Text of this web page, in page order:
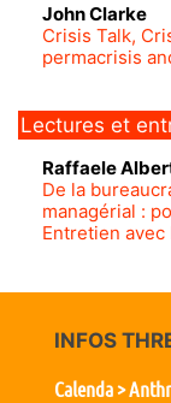
JohnClarke
Crisis Talk,
permacrisis
Lectures et
Raffaele
De la
managérial :
Entretien avec
INFOS
Calenda >